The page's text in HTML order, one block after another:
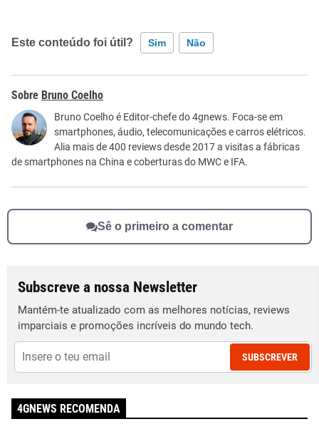
Este conteúdo foi útil? Sim Não
Este conteúdo não tem a informação que procuro
Outro
Bruno Coelho
Bruno Coelho é Editor-chefe do 4gnews. Foca-se em
smartphones, áudio, telecomunicações e carros elétricos.
Alia mais de 400 reviews desde 2017 a visitas a fábricas
de smartphones na China e coberturas do MWC e IFA.
Sê o primeiro a comentar
Subscreve a nossa Newsletter
Mantém-te atualizado com as melhores notícias, reviews
imparciais e promoções incríveis do mundo tech.
SUBSCREVER
4GNEWS RECOMENDA